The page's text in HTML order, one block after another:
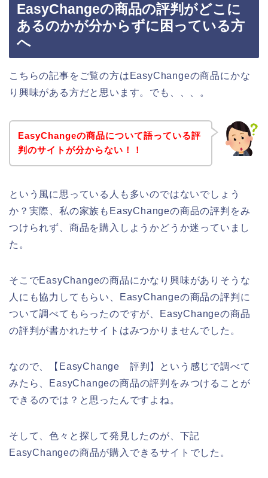
EasyChangeの商品の評判がどこに
あるのかが分からずに困っている方
へ
こちらの記事をご覧の方はEasyChangeの商品にかな
り興味がある方だと思います。でも、、、。
EasyChangeの商品について語っている評
判のサイトが分からない！！
という風に思っている人も多いのではないでしょう
か？実際、私の家族もEasyChangeの商品の評判をみ
つけられず、商品を購入しようかどうか迷っていまし
た。
そこでEasyChangeの商品にかなり興味がありそうな
人にも協力してもらい、EasyChangeの商品の評判に
ついて調べてもらったのですが、EasyChangeの商品
の評判が書かれたサイトはみつかりませんでした。
なので、【EasyChange 評判】という感じで調べて
みたら、EasyChangeの商品の評判をみつけることが
できるのでは？と思ったんですよね。
そして、色々と探して発見したのが、下記
EasyChangeの商品が購入できるサイトでした。